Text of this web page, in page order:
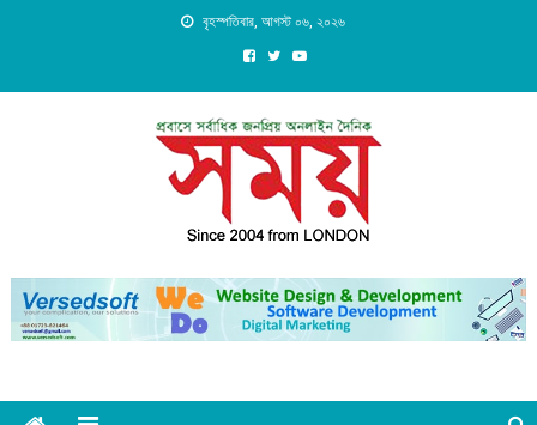
বৃহস্পতিবার, আগস্ট ০৬, ২০২৬
Daily Shomoy, Since 2004
from LONDON